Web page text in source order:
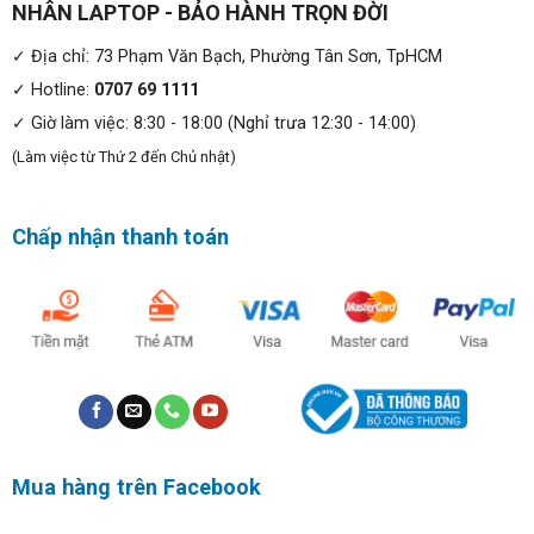
Mặc dù đạt đến độ mỏng nhẹ Dell Optiplex 3050 Micro
vẫn được trang bị đầy đủ những kết nối cần thiết. Kết nối
tính, tivi, biến chúng thành chiếc máy tính để làm việc bất
cứ lúc nào. Các cổng USB 3.0 và USB 2.0, Display Port
NHÂN LAPTOP - BẢO HÀNH TRỌN ĐỜI
✓ Địa chỉ: 73 Phạm Văn Bạch, Phường Tân Sơn, TpHCM
✓ Hotline: 0707 69 1111
✓ Giờ làm việc: 8:30 - 18:00 (Nghỉ trưa 12:30 - 14:00)
(Làm việc từ Thứ 2 đến Chủ nhật)
Chấp nhận thanh toán
Mua hàng trên Facebook